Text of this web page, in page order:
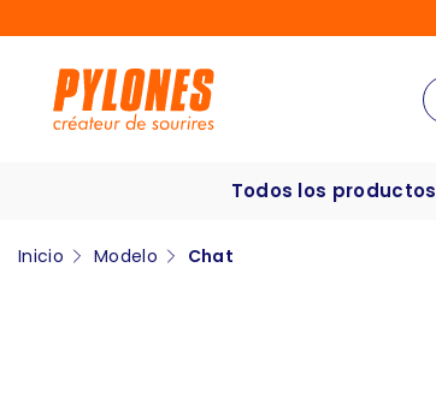
Todos los productos
Inicio Modelo Chat